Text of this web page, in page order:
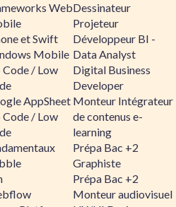
Web
et Swift
Mobile
/ Low
AppSheet
/ Low
Dessinateur
Projeteur
Développeur BI -
Data Analyst
Digital Business
Developer
Monteur Intégrateur
de contenus e-
learning
Prépa Bac +2
Graphiste
Prépa Bac +2
Monteur audiovisuel